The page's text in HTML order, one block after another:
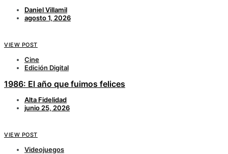
Daniel Villamil
agosto 1, 2026
VIEW POST
Cine
Edición Digital
1986: El año que fuimos felices
Alta Fidelidad
junio 25, 2026
VIEW POST
Videojuegos